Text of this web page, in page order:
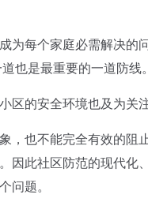
为每个家庭必需解决的
也是最重要的一道防线。
的安全环境也及为关注
也不能完全有效的阻
因此社区防范的现代化
问题。